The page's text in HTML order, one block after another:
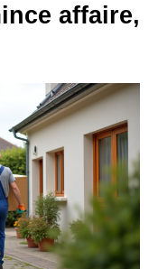
affaire,